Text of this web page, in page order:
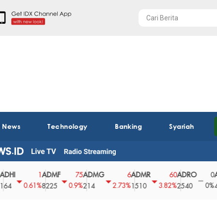
Technology Banking Syariah
0.61%
ADMF
8225
75
0.9%
ADMG
214
2.73%
ADMR
1510
60
3.82%
ADRO
2540
0
0%
AEGS